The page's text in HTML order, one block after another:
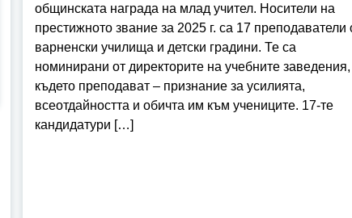
общинската награда на млад учител. Носители на
престижното звание за 2025 г. са 17 преподаватели
варненски училища и детски градини. Те са
номинирани от директорите на учебните заведения,
където преподават – признание за усилията,
всеотдайността и обичта им към учениците. 17-те
кандидатури […]